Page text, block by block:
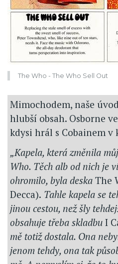
The Who - The Who Sell Out
Mimochodem, naše
hlubší obsah. Osborne
kdysi hrál s Cobainem v
„Kapela, která změnila
Who. Těch alb od nich je
ohromilo, byla deska The
Decca). Tahle kapela se
jinou cestou, než šly
obsahuje třeba skladbu I
mě totiž dostala. Ona
jenom tehdy, ona tak